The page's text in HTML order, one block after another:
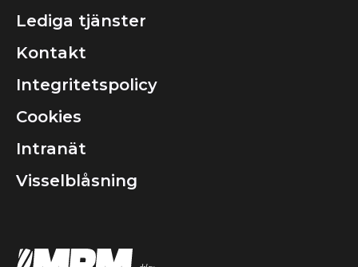
Lediga tjänster
Kontakt
Integritetspolicy
Cookies
Intranät
Visselblåsning